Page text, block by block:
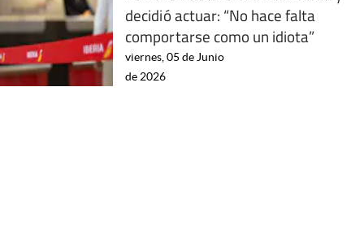
decidió actuar: “No hace falta
comportarse como un idiota”
viernes, 05 de Junio
de 2026